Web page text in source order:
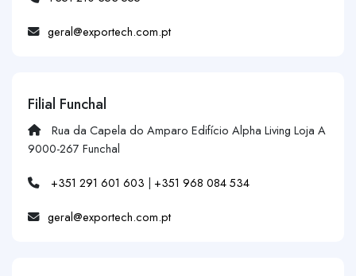
geral@exportech.com.pt
Filial Funchal
Rua da Capela do Amparo Edifício Alpha Living Loja A
9000-267 Funchal
+351 291 601 603 | +351 968 084 534
geral@exportech.com.pt